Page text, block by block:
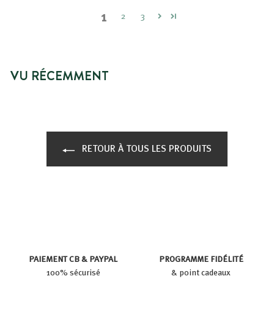
1 2 3
VU RÉCEMMENT
RETOUR À TOUS LES PRODUITS
PAIEMENT CB & PAYPAL
100% sécurisé
PROGRAMME FIDÉLITÉ
& point cadeaux